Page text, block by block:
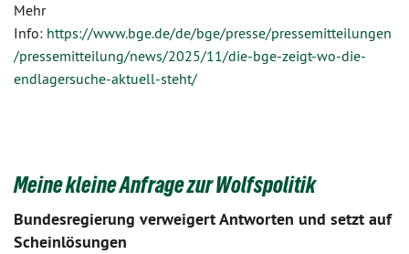
Mehr
Info: https://www.bge.de/de/bge/presse/pressemitteilungen
/pressemitteilung/news/2025/11/die-bge-zeigt-wo-die-
endlagersuche-aktuell-steht/
Meine kleine Anfrage zur Wolfspolitik
Bundesregierung verweigert Antworten und setzt auf
Scheinlösungen